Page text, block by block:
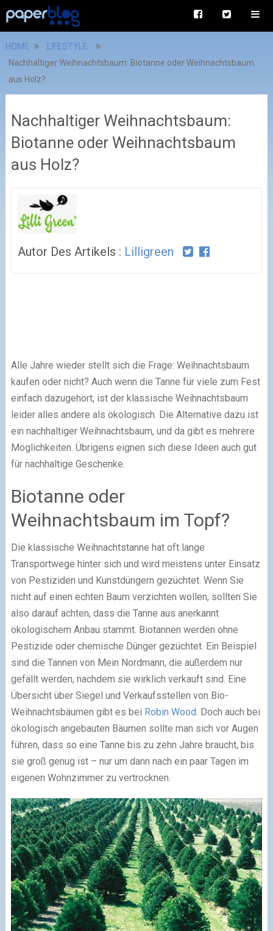
HOME
LIFESTYLE
Nachhaltiger Weihnachtsbaum: Biotanne oder Weihnachtsbaum
aus Holz?
Nachhaltiger Weihnachtsbaum:
Biotanne oder Weihnachtsbaum
aus Holz?
Autor Des Artikels : Lilligreen
Alle Jahre wieder stellt sich die Frage: Weihnachtsbaum
kaufen oder nicht? Auch wenn die Tanne für viele zum Fest
einfach dazugehört, ist der klassische Weihnachtsbaum
leider alles andere als ökologisch. Die Alternative dazu ist
ein nachhaltiger Weihnachtsbaum, und da gibt es mehrere
Möglichkeiten. Übrigens eignen sich diese Ideen auch gut
für nachhaltige Geschenke.
Biotanne oder
Weihnachtsbaum im Topf?
Die klassische Weihnachtstanne hat oft lange
Transportwege hinter sich und wird meistens unter Einsatz
von Pestiziden und Kunstdüngern gezüchtet. Wenn Sie
nicht auf einen echten Baum verzichten wollen, sollten Sie
also darauf achten, dass die Tanne aus anerkannt
ökologischem Anbau stammt. Biotannen werden ohne
Pestizide oder chemische Dünger gezüchtet. Ein Beispiel
sind die Tannen von Mein Nordmann, die außerdem nur
gefällt werden, nachdem sie wirklich verkauft sind. Eine
Übersicht über Siegel und Verkaufsstellen von Bio-
Weihnachtsbäumen gibt es bei Robin Wood. Doch auch bei
ökologisch angebauten Bäumen sollte man sich vor Augen
führen, dass so eine Tanne bis zu zehn Jahre braucht, bis
sie groß genug ist – nur um dann nach ein paar Tagen im
eigenen Wohnzimmer zu vertrocknen.